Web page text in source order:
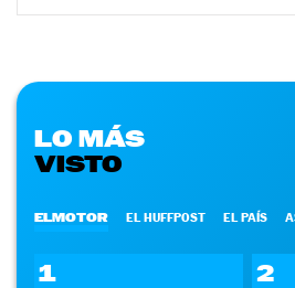
LO MÁS
VISTO
ELMOTOR EL HUFFPOST EL PAÍS
1 2